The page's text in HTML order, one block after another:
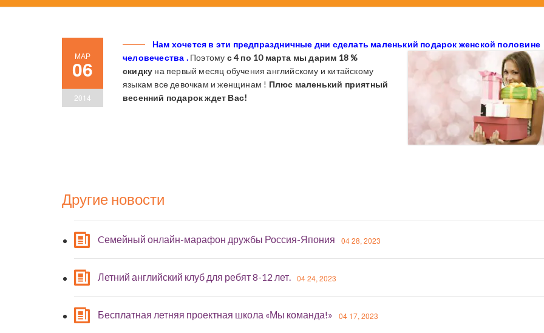
МАР
06
2014
Нам хочется в эти предпраздничные дни сделать маленький подарок женской половине
человечества . Поэтому с 4 по 10 марта мы дарим 18 %
скидку на первый месяц обучения английскому и китайскому
языкам все девочкам и женщинам ! Плюс маленький приятный
весенний подарок ждет Вас!
Другие новости
Cемейный онлайн-марафон дружбы Россия-Япония 04 28, 2023
Летний английский клуб для ребят 8-12 лет. 04 24, 2023
Бесплатная летняя проектная школа «Мы команда!» 04 17, 2023